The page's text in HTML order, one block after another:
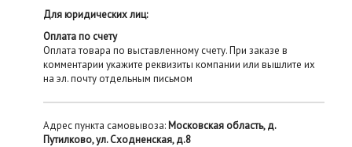
Для юридических лиц:
Оплата по счету
Оплата товара по выставленному счету. При заказе в
комментарии укажите реквизиты компании или вышлите их
на эл. почту отдельным письмом
Адрес пункта самовывоза: Московская область, д.
Путилково, ул. Сходненская, д.8